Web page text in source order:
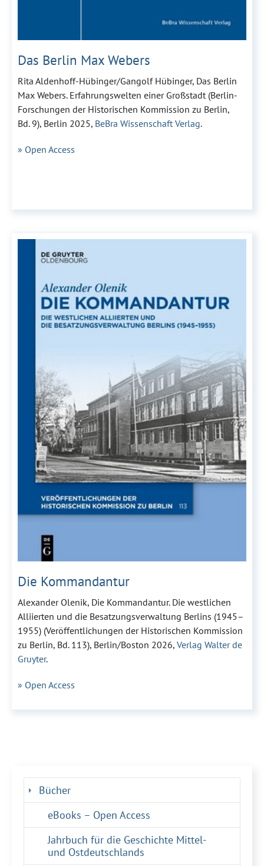
Das Berlin Max Webers
Rita Aldenhoff-Hübinger/Gangolf Hübinger, Das Berlin
Max Webers. Erfahrungswelten einer Großstadt (Berlin-
Forschungen der Historischen Kommission zu Berlin,
Bd. 9), Berlin 2025, BeBra Wissenschaft Verlag.
» Open Access
Die Kommandantur
Alexander Olenik, Die Kommandantur. Die westlichen
Alliierten und die Besatzungsverwaltung Berlins (1945–
1955) (Veröffentlichungen der Historischen Kommission
zu Berlin, Bd. 113), Berlin/Boston 2026, Verlag Walter de
Gruyter.
» Open Access
Bücher(current)
eBooks – Open Access
Jahrbuch für die Geschichte Mittel-
und Ostdeutschlands